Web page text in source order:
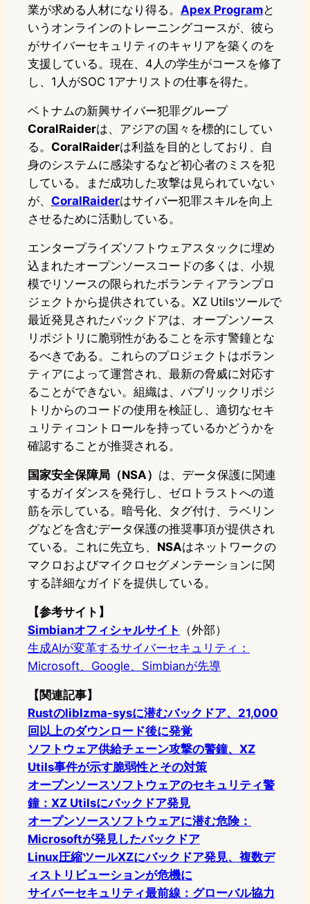
業が求める人材になり得る。 Apex Programと
いうオンラインのトレーニングコースが、彼ら
がサイバーセキュリティのキャリアを築くのを
支援している。現在、4人の学生がコースを修了
し、1人がSOC 1アナリストの仕事を得た。
ベトナムの新興サイバー犯罪グループ
CoralRaiderは、アジアの国々を標的にしてい
る。 CoralRaiderは利益を目的としており、自
身のシステムに感染するなど初心者のミスを犯
している。まだ成功した攻撃は見られていない
が、 CoralRaiderはサイバー犯罪スキルを向上
させるために活動している。
エンタープライズソフトウェアスタックに埋め
込まれたオープンソースコードの多くは、小規
模でリソースの限られたボランティアランプロ
ジェクトから提供されている。XZ Utilsツールで
最近発見されたバックドアは、オープンソース
リポジトリに脆弱性があることを示す警鐘とな
るべきである。これらのプロジェクトはボラン
ティアによって運営され、最新の脅威に対応す
ることができない。組織は、パブリックリポジ
トリからのコードの使用を検証し、適切なセキ
ュリティコントロールを持っているかどうかを
確認することが推奨される。
国家安全保障局（NSA） は、データ保護に関連
するガイダンスを発行し、ゼロトラストへの道
筋を示している。暗号化、タグ付け、ラベリン
グなどを含むデータ保護の推奨事項が提供され
ている。これに先立ち、 NSAはネットワークの
マクロおよびマイクロセグメンテーションに関
する詳細なガイドを提供している。
【参考サイト】
Simbianオフィシャルサイト
（外部）
生成AIが変革するサイバーセキュリティ：
Microsoft、Google、Simbianが先導
【関連記事】
Rustのliblzma-sysに潜むバックドア、21,000
回以上のダウンロード後に発覚
ソフトウェア供給チェーン攻撃の警鐘、XZ
Utils事件が示す脆弱性とその対策
オープンソースソフトウェアのセキュリティ警
鐘：XZ Utilsにバックドア発見
オープンソースソフトウェアに潜む危険：
Microsoftが発見したバックドア
Linux圧縮ツールXZにバックドア発見、複数デ
ィストリビューションが危機に
サイバーセキュリティ最前線：グローバル協力